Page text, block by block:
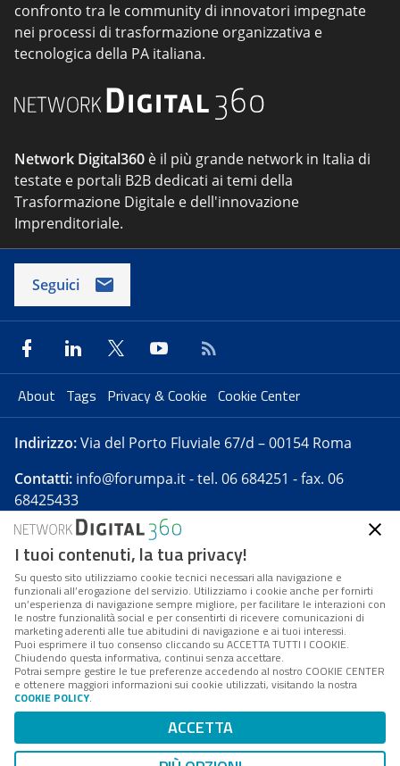
confronto tra le community di innovatori impegnate
nei processi di trasformazione organizzativa e
tecnologica della PA italiana.
Network Digital360 è il più grande network in Italia di
testate e portali B2B dedicati ai temi della
Trasformazione Digitale e dell'innovazione
Imprenditoriale.
Seguici
About Tags Privacy & Cookie Cookie Center
Indirizzo:Via del Porto Fluviale 67/d – 00154 Roma
Contatti: info@forumpa.it- tel. 06 684251 - fax. 06
68425433
Forumpa.itè una pubblicazione telematica iscritta
presso Registro della stampa del Tribunale di Roma -
Reg. n. 182 del 2 maggio 2008 - Direttore resp. Michela
Stentella
FPA s.r.l. è società soggetta a Direzione e
Coordinamento da parte di Digital360 S.p.A. - FPA s.r.l.
è un'azienda certificata per il sistema di management
Codice Fiscale/Partita IVA n. 10693191008 - R.E.A. Roma
n. 1249791. ISP AWS
I tuoi contenuti, la tua privacy!
Su questo sito utilizziamo cookie tecnici necessari alla navigazione e
funzionali all’erogazione del servizio. Utilizziamo i cookie anche per fornirti
un’esperienza di navigazione sempre migliore, per facilitare le interazioni con
le nostre funzionalità social e per consentirti di ricevere comunicazioni di
marketing aderenti alle tue abitudini di navigazione e ai tuoi interessi.
Puoi esprimere il tuo consenso cliccando su ACCETTA TUTTI I COOKIE.
Chiudendo questa informativa, continui senza accettare.
Potrai sempre gestire le tue preferenze accedendo al nostro COOKIE CENTER
e ottenere maggiori informazioni sui cookie utilizzati, visitando la nostra
COOKIE POLICY.
ACCETTA